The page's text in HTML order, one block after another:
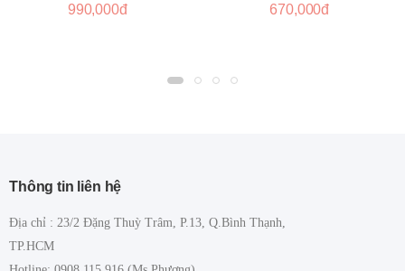
990,000đ
670,000đ
Thông tin liên hệ
Địa chỉ : 23/2 Đặng Thuỳ Trâm, P.13, Q.Bình Thạnh,
TP.HCM